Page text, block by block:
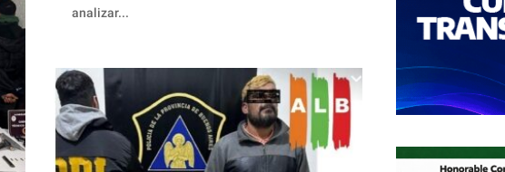
analizar...